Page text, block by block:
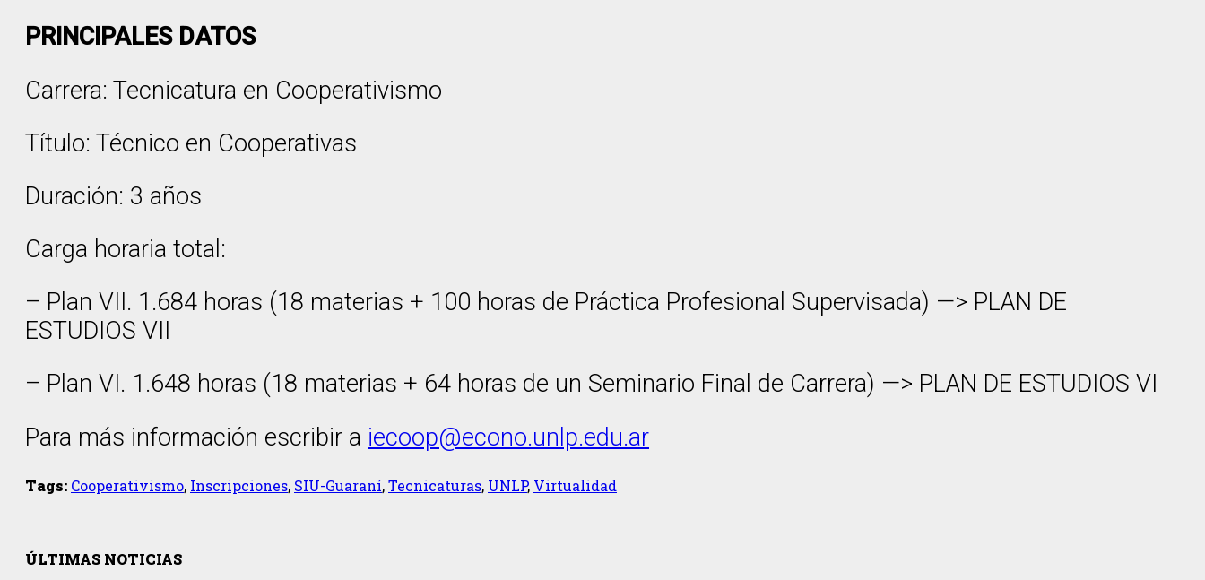
PRINCIPALES DATOS
Carrera: Tecnicatura en Cooperativismo
Título: Técnico en Cooperativas
Duración: 3 años
Carga horaria total:
– Plan VII. 1.684 horas (18 materias + 100 horas de Práctica Profesional Supervisada) —> PLAN DE
ESTUDIOS VII
– Plan VI. 1.648 horas (18 materias + 64 horas de un Seminario Final de Carrera) —> PLAN DE ESTUDIOS VI
Para más información escribir a iecoop@econo.unlp.edu.ar
Tags: Cooperativismo, Inscripciones, SIU-Guaraní,Tecnicaturas, UNLP, Virtualidad
ÚLTIMAS NOTICIAS